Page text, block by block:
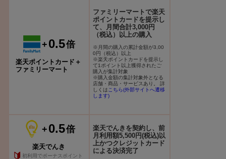
+ 0.5倍
楽天ポイントカード＋
ファミリーマート
+ 0.5倍
楽天でんき
初利用でボーナスポイント
ファミリーマートで楽天
ポイントカードを提示し
て、月間合計3,000円
（税込）以上の購入
※月間の購入の累計金額が3,00
0円（税込）以上
※楽天ポイントカードを提示し
て1ポイント以上獲得されたご
購入が集計対象
※購入金額の集計対象外となる
店舗・商品・サービスあり。 詳
しくはこちら(外部サイトへ遷移
します)
楽天でんきを契約し、前
月利用額5,500円(税込)以
上かつクレジットカード
による決済完了